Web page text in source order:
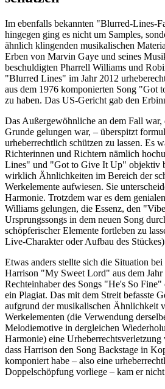
Im ebenfalls bekannten "Blurred-Lines-
hingegen ging es nicht um Samples,
ähnlich klingenden musikalischen
Erben von Marvin Gaye und seines
beschuldigten Pharrell Williams und
"Blurred Lines" im Jahr 2012
aus dem 1976 komponierten Song "Got
zu haben. Das US-Gericht gab den
Das Außergewöhnliche an dem Fall war,
Grunde gelungen war, – überspitzt
urheberrechtlich schützen zu lassen. Es
Richterinnen und Richtern nämlich
Lines" und "Got to Give It Up" objektiv
wirklich Ähnlichkeiten im Bereich der
Werkelemente aufwiesen. Sie
Harmonie. Trotzdem war es dem
Williams gelungen, die Essenz, den
Ursprungssongs in dem neuen Song
schöpferischer Elemente fortleben zu
Live-Charakter oder Aufbau des
Etwas anders stellte sich die Situation
Harrison "My Sweet Lord" aus dem Jahr
Rechteinhaber des Songs "He's So
ein Plagiat. Das mit dem Streit befasste
aufgrund der musikalischen Ähnlichkeit
Werkelementen (die Verwendung
Melodiemotive in dergleichen
Harmonie) eine
dass Harrison den Song Backstage in
komponiert habe – also eine
Doppelschöpfung vorliege – kam er